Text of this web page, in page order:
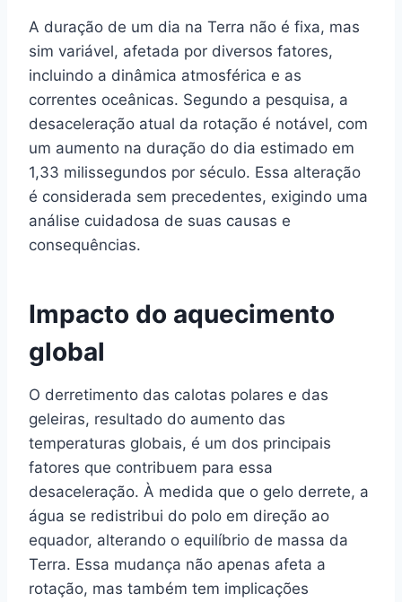
A duração de um dia na Terra não é fixa, mas
sim variável, afetada por diversos fatores,
incluindo a dinâmica atmosférica e as
correntes oceânicas. Segundo a pesquisa, a
desaceleração atual da rotação é notável, com
um aumento na duração do dia estimado em
1,33 milissegundos por século. Essa alteração
é considerada sem precedentes, exigindo uma
análise cuidadosa de suas causas e
consequências.
Impacto do aquecimento
global
O derretimento das calotas polares e das
geleiras, resultado do aumento das
temperaturas globais, é um dos principais
fatores que contribuem para essa
desaceleração. À medida que o gelo derrete, a
água se redistribui do polo em direção ao
equador, alterando o equilíbrio de massa da
Terra. Essa mudança não apenas afeta a
rotação, mas também tem implicações